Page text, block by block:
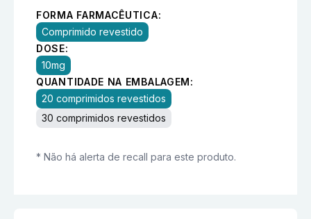
FORMA FARMACÊUTICA:
Comprimido revestido
DOSE:
10mg
QUANTIDADE NA EMBALAGEM:
20 comprimidos revestidos
30 comprimidos revestidos
* Não há alerta de recall para este produto.